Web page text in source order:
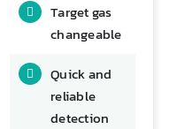
Target gas
changeable
Quick and
reliable
detection